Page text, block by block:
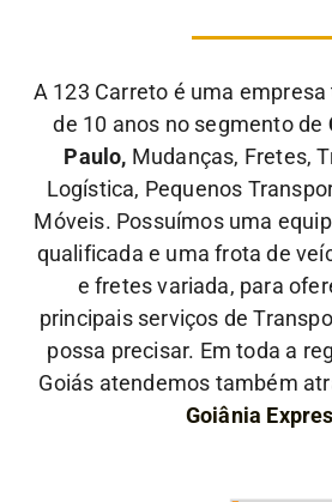
A 123 Carreto é uma
de 10 anos no segmento de
Paulo, Mudanças, Fretes,
Logística, Pequenos
Móveis. Possuímos uma
qualificada e uma frota de
e fretes variada, para
principais serviços de
possa precisar. Em toda a
Goiás atendemos também
Goiânia